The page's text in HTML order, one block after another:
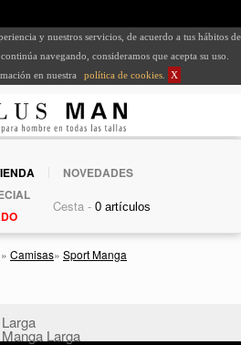
y nuestros servicios, de acuerdo a tus hábitos de
navegando, consideramos que acepta su uso.
en nuestra
política de cookies X
NOVEDADES
Cesta -
» Camisas» Sport Manga
Larga